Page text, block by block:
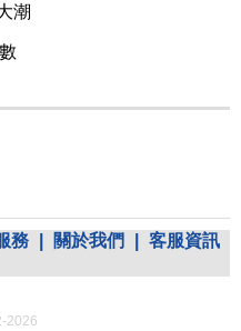
潮
務 關於我們
客服資訊
2026